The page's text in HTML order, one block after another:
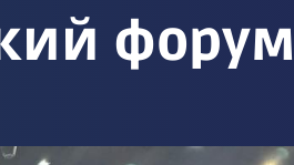
форум